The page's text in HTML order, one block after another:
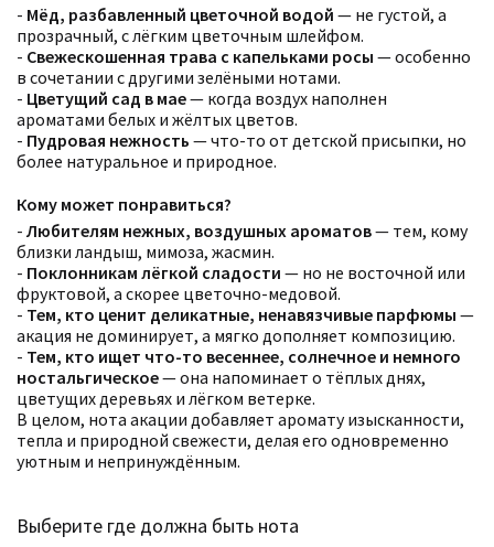
- Мёд, разбавленный цветочной водой — не густой, а
прозрачный, с лёгким цветочным шлейфом.
- Свежескошенная трава с капельками росы — особенно
в сочетании с другими зелёными нотами.
- Цветущий сад в мае— когда воздух наполнен
ароматами белых и жёлтых цветов.
- Пудровая нежность — что-то от детской присыпки, но
более натуральное и природное.
Кому может понравиться?
- Любителям нежных, воздушных ароматов— тем, кому
близки ландыш, мимоза, жасмин.
- Поклонникам лёгкой сладости — но не восточной или
фруктовой, а скорее цветочно-медовой.
- Тем, кто ценит деликатные, ненавязчивые парфюмы —
акация не доминирует, а мягко дополняет композицию.
- Тем, кто ищет что-то весеннее, солнечное и немного
ностальгическое— она напоминает о тёплых днях,
цветущих деревьях и лёгком ветерке.
В целом, нота акации добавляет аромату изысканности,
тепла и природной свежести, делая его одновременно
уютным и непринуждённым.
Выберите где должна быть нота